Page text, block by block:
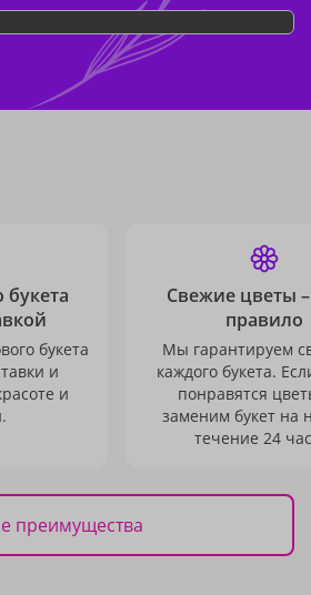
букета
букета
и
и
Свежие цветы
правило
Мы гарантируем
каждого букета.
понравятся
заменим букет на
течение 24
преимущества